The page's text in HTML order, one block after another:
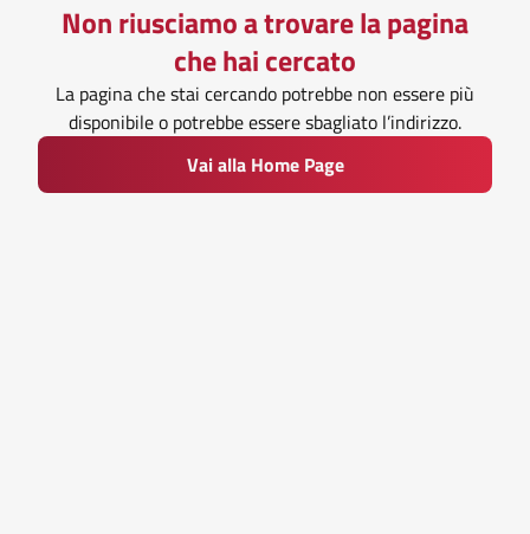
Non riusciamo a trovare la pagina
che hai cercato
La pagina che stai cercando potrebbe non essere più
disponibile o potrebbe essere sbagliato l’indirizzo.
Vai alla Home Page